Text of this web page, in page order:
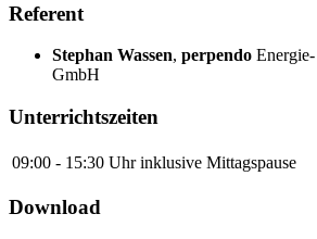
Referent
Stephan Wassen, perpendo
GmbH
Unterrichtszeiten
09:00 - 15:30 Uhr inklusive Mittagspause
Download